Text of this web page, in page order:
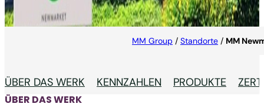
Region Großbritannien/Irlan.
MM Group / Standorte / MM
ÜBER DAS WERK KENNZAHLEN PRODUKTE
ÜBER DAS WERK